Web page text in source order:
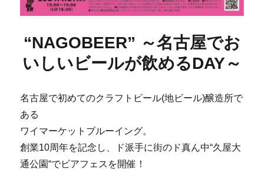
“NAGOBEER” ～名古屋でお
いしいビールが飲めるDAY～
名古屋で初めてのクラフトビール(地ビール)醸造所で
ある
ワイマーケットブルーイング。
創業10周年を記念し、ド派手に街のド真ん中“久屋大
通公園“でビアフェスを開催！